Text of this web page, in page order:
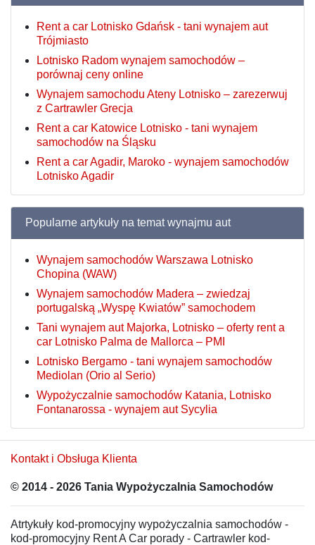
Rent a car Lotnisko Gdańsk - tani wynajem aut
Trójmiasto
Lotnisko Radom wynajem samochodów –
porównaj ceny online
Wynajem samochodu Ateny Lotnisko – zarezerwuj
z Cartrawler Grecja
Rent a car Katowice Lotnisko - tani wynajem
samochodów na Śląsku
Rent a car Agadir, Maroko - wynajem samochodów
Lotnisko Agadir
Popularne artykuły na temat wynajmu aut
Wynajem samochodów Warszawa Lotnisko
Chopina (WAW)
Wynajem samochodów Madera – zwiedzaj
portugalską „Wyspę Kwiatów” samochodem
Tani wynajem aut Majorka, Lotnisko – oferty rent a
car Lotnisko Palma de Mallorca – PMI
Lotnisko Bergamo - tani wynajem samochodów
Mediolan (Orio al Serio)
Wypożyczalnie samochodów Katania, Lotnisko
Fontanarossa - wynajem aut Sycylia
Kontakt i Obsługa Klienta
© 2014 - 2026 Tania Wypożyczalnia Samochodów
Atrtykuły kod-promocyjny wypożyczalnia samochodów -
kod-promocyjny Rent A Car porady - Cartrawler kod-